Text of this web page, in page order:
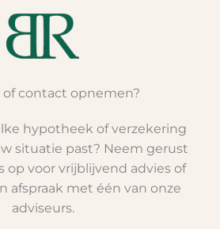
of contact opnemen?
hypotheek of verzekering
situatie past? Neem gerust
op voor vrijblijvend advies of
afspraak met één van onze
adviseurs.